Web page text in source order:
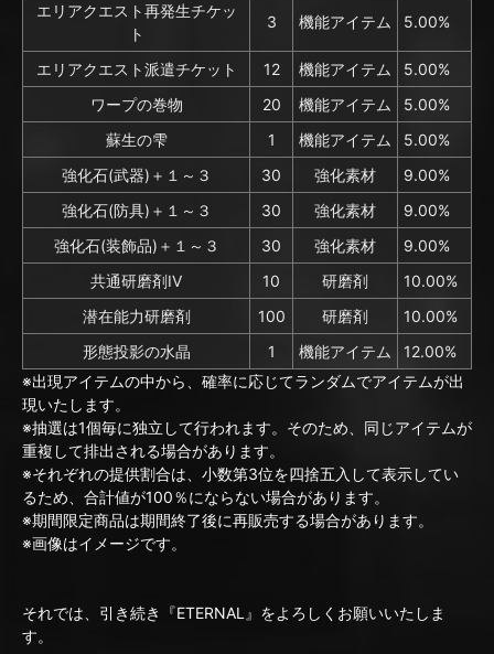
エリアクエスト再発生チケッ
ト
3 機能アイテム 5.00%
エリアクエスト派遣チケット 12 機能アイテム
5.00%
ワープの巻物
20 機能アイテム
5.00%
蘇生の雫
1 機能アイテム
5.00%
強化石(武器)＋１～３
30 強化素材
9.00%
強化石(防具)＋１～３
30 強化素材
9.00%
強化石(装飾品)＋１～３
30 強化素材
9.00%
共通研磨剤IV
10 研磨剤
10.00%
潜在能力研磨剤
100 研磨剤
10.00%
形態投影の水晶
1 機能アイテム
12.00%
※出現アイテムの中から、確率に応じてランダムでアイテムが出
現いたします。
※抽選は1個毎に独立して行われます。そのため、同じアイテムが
重複して排出される場合があります。
※それぞれの提供割合は、小数第3位を四捨五入して表示してい
るため、合計値が100％にならない場合があります。
※期間限定商品は期間終了後に再販売する場合があります。
※画像はイメージです。
それでは、引き続き『ETERNAL』をよろしくお願いいたしま
す。